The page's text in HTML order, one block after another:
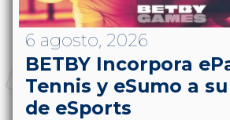
6 agosto, 2026
BETBY Incorpora
Tennis y eSumo a
de eSports